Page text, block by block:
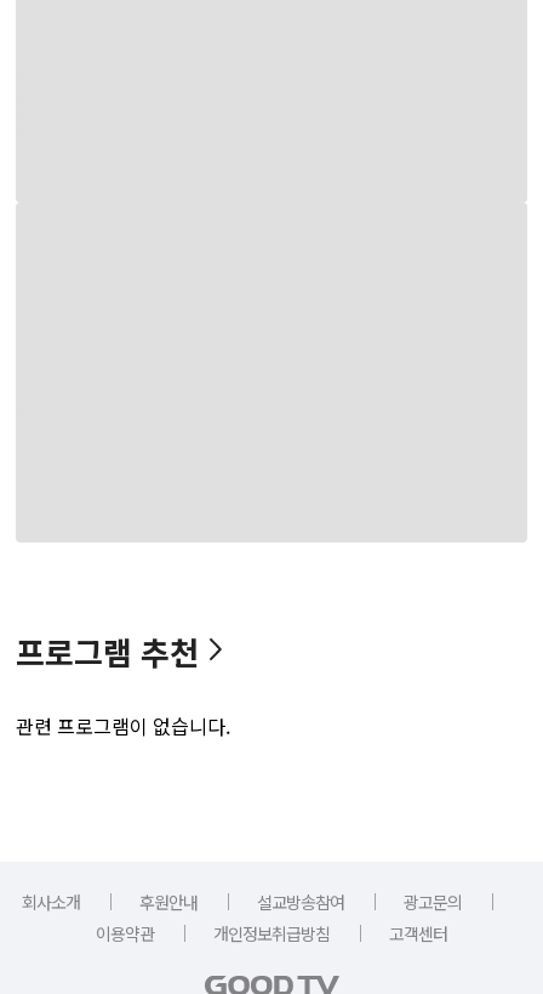
프로그램 추천
관련 프로그램이 없습니다.
회사소개 ｜ 후원안내 ｜ 설교방송참여 ｜ 광고문의
｜
이용약관
｜ 개인정보취급방침 ｜ 고객센터